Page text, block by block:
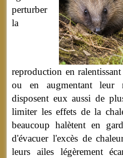
perturber
la
reproduction en
ou en augmentant leur
disposent eux aussi de
limiter les effets de la
beaucoup halètent en
d'évacuer l'excès de
leurs ailes légèrement